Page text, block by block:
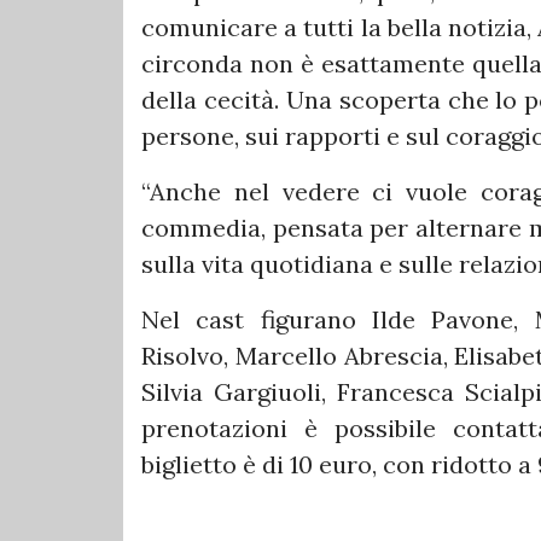
comunicare a tutti la bella
circonda non è esattamente
della cecità. Una scoperta che lo
persone, sui rapporti e sul
“Anche nel vedere ci vuole
commedia, pensata per
sulla vita quotidiana e sulle
Nel cast figurano Ilde Pavone,
Risolvo, Marcello Abrescia,
Silvia Gargiuoli, Francesca
prenotazioni è possibile
biglietto è di 10 euro, con ridotto a